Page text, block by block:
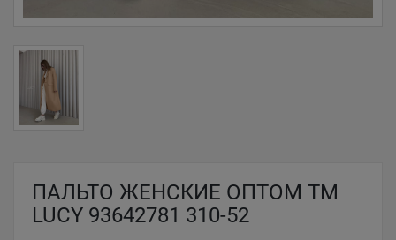
ПАЛЬТО ЖЕНСКИЕ ОПТОМ TM
LUCY 93642781 310-52